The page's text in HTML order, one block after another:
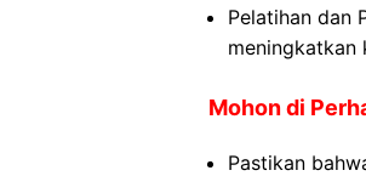
Pelatihan dan
meningkatkan
Mohon di
Pastikan